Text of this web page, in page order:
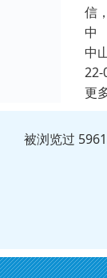
信
中
中
22-
更
被浏览过